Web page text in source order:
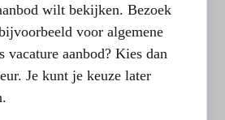
wilt bekijken. Bezoek
voor algemene
vacature aanbod? Kies dan
Je kunt je keuze later